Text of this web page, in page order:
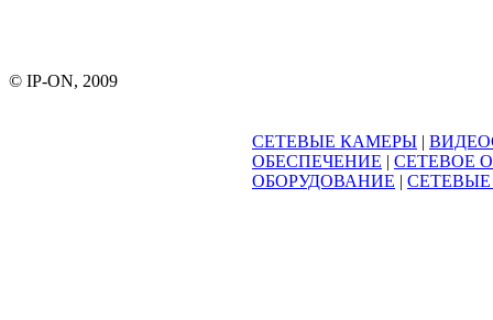
© IP-ON, 2009
СЕТЕВЫЕ КАМЕРЫ |
ОБЕСПЕЧЕНИЕ | СЕТЕВОЕ
ОБОРУДОВАНИЕ |